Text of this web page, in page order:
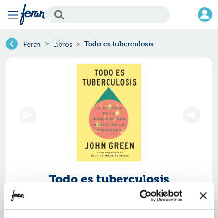
Feran Libros Todo es tuberculosis
Todo es tuberculosis
Ref.
ISBN:9788419514806